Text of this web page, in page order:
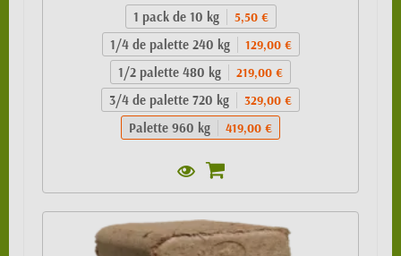
1 pack de 10 kg 5,50 €
1/4 de palette 240 kg 129,00 €
1/2 palette 480 kg 219,00 €
3/4 de palette 720 kg 329,00 €
Palette 960 kg 419,00 €